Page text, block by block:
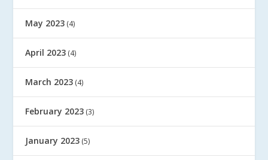
May 2023 (4)
April 2023 (4)
March 2023 (4)
February 2023 (3)
January 2023 (5)